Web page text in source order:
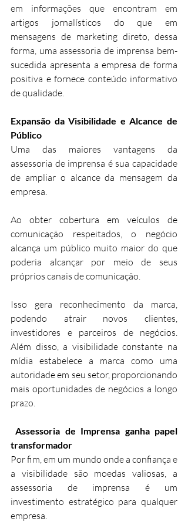
em informações que encontram em
artigos jornalísticos do que em
mensagens de marketing direto, dessa
forma, uma assessoria de imprensa bem-
sucedida apresenta a empresa de forma
positiva e fornece conteúdo informativo
de qualidade.
Expansão da Visibilidade e Alcance de
Público
Uma das maiores vantagens da
assessoria de imprensa é sua capacidade
de ampliar o alcance da mensagem da
empresa.
Ao obter cobertura em veículos de
comunicação respeitados, o negócio
alcança um público muito maior do que
poderia alcançar por meio de seus
próprios canais de comunicação.
Isso gera reconhecimento da marca,
podendo atrair novos clientes,
investidores e parceiros de negócios.
Além disso, a visibilidade constante na
mídia estabelece a marca como uma
autoridade em seu setor, proporcionando
mais oportunidades de negócios a longo
prazo.
Assessoria de Imprensa ganha papel
transformador
Por fim, em um mundo onde a confiança e
a visibilidade são moedas valiosas, a
assessoria de imprensa é um
investimento estratégico para qualquer
empresa.